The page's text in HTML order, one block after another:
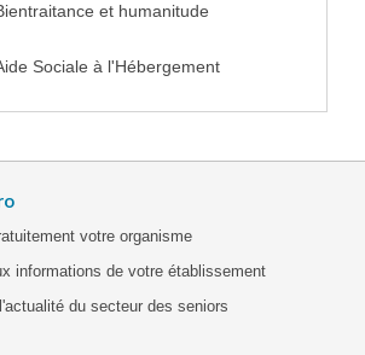
et humanitude
Sociale à l'Hébergement
votre organisme
informations de votre établissement
du secteur des seniors